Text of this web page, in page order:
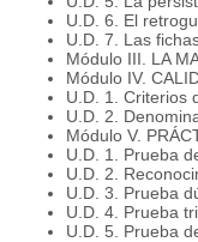
U.D. 6. El
U.D. 7. Las
Módulo III. LA
Módulo IV.
U.D. 1. Criterios
U.D. 2.
Módulo V.
U.D. 1. Prueba
U.D. 2.
U.D. 3. Prueba
U.D. 4. Prueba
U.D. 5. Prueba